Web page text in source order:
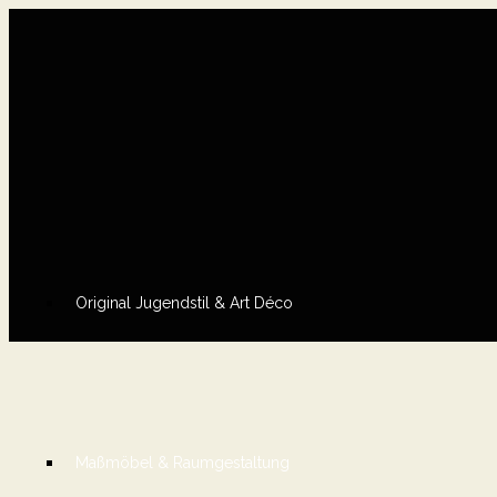
Original Jugendstil & Art Déco
Maßmöbel & Raumgestaltung